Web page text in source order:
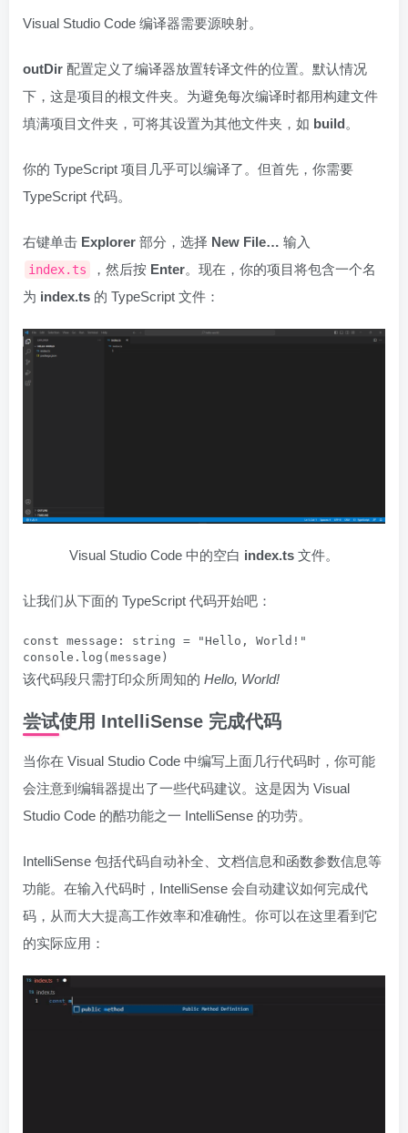
Visual Studio Code 编译器需要源映射。
outDir 配置定义了编译器放置转译文件的位置。默认情况
下，这是项目的根文件夹。为避免每次编译时都用构建文件
填满项目文件夹，可将其设置为其他文件夹，如 build。
你的 TypeScript 项目几乎可以编译了。但首先，你需要
TypeScript 代码。
右键单击 Explorer 部分，选择 New File… 输入
index.ts ，然后按 Enter。现在，你的项目将包含一个名
为 index.ts 的 TypeScript 文件：
Visual Studio Code 中的空白 index.ts 文件。
让我们从下面的 TypeScript 代码开始吧：
const message: string = "Hello, World!"
该代码段只需打印众所周知的 Hello, World!
尝试使用 IntelliSense 完成代码
当你在 Visual Studio Code 中编写上面几行代码时，你可能
会注意到编辑器提出了一些代码建议。这是因为 Visual
Studio Code 的酷功能之一 IntelliSense 的功劳。
IntelliSense 包括代码自动补全、文档信息和函数参数信息等
功能。在输入代码时，IntelliSense 会自动建议如何完成代
码，从而大大提高工作效率和准确性。你可以在这里看到它
的实际应用：